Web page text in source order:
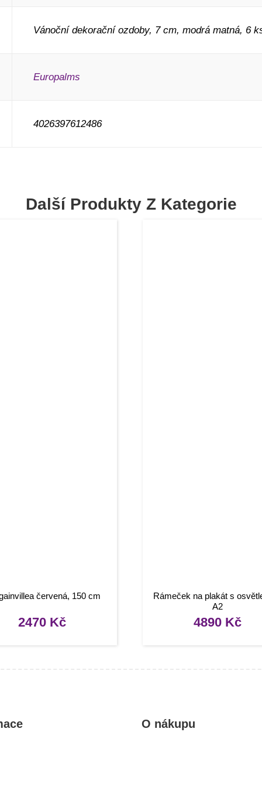
Vánoční dekorační ozdoby, 7 cm, modrá matná, 6
Europalms
4026397612486
Další Produkty Z Kategorie
červená, 150 cm
2470 Kč
Rámeček na plakát s
A2
4890 Kč
O nákupu